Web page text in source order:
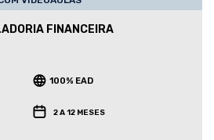
FINANCEIRA
100% EAD
2 A 12 MESES